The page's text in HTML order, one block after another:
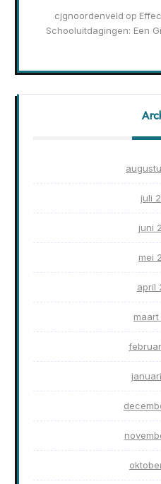
cjgnoordenveld op
Schooluitdagingen: Een
juli
juni
mei
april